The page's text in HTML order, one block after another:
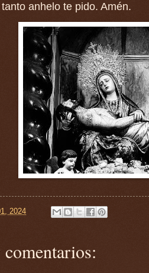
anhelo te pido. Amén.
2024